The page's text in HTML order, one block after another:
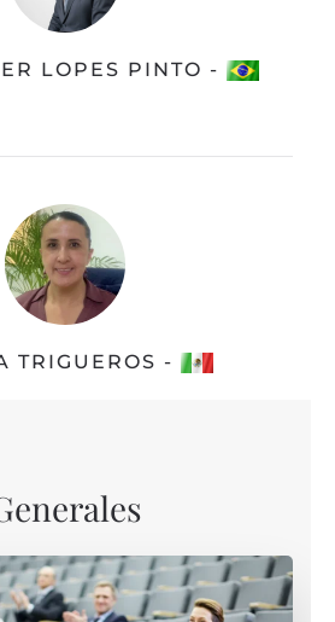
LOPES PINTO -
TRIGUEROS -